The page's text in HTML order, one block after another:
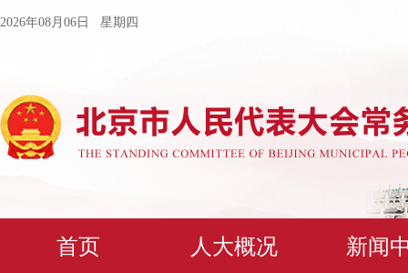
2026年08月06日 星期四
首页 人大概况 新闻